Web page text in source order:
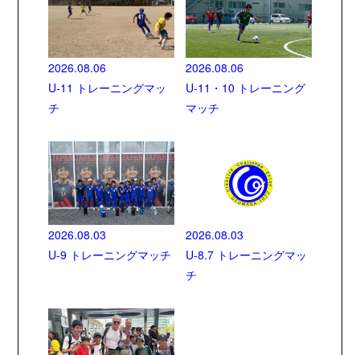
2026.08.06
U-11 トレーニングマッ
チ
2026.08.06
U-11・10 トレーニング
マッチ
2026.08.03
U-9 トレーニングマッチ
2026.08.03
U-8.7 トレーニングマッ
チ